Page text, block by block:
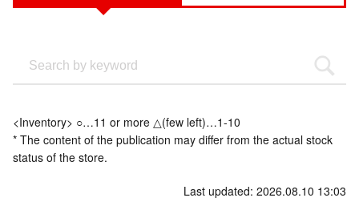
<Inventory> ○…11 or more △(few left)…1-10
* The content of the publication may differ from the actual stock
status of the store.
Last updated: 2026.08.10 13:03